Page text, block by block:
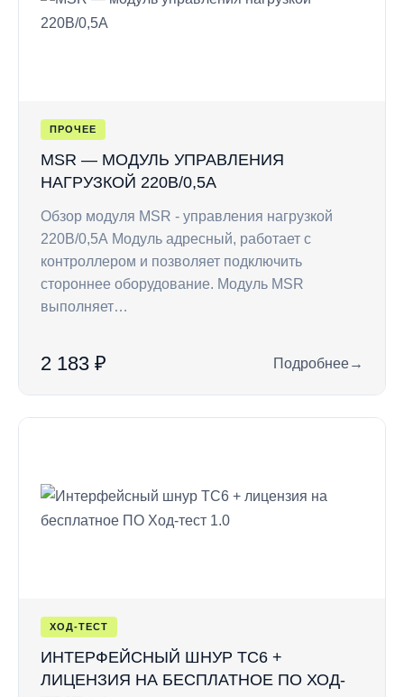
ПРОЧЕЕ
MSR — МОДУЛЬ УПРАВЛЕНИЯ
НАГРУЗКОЙ 220В/0,5А
Обзор модуля MSR - управления нагрузкой
220В/0,5А Модуль адресный, работает c
контроллером и позволяет подключить
стороннее оборудование. Модуль MSR
выполняет…
2 183 ₽ Подробнее
: MSR — модуль
→
ХОД-ТЕСТ
ИНТЕРФЕЙСНЫЙ ШНУР TC6 +
ЛИЦЕНЗИЯ НА БЕСПЛАТНОЕ ПО ХОД-